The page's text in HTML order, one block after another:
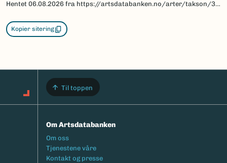
Hentet 06.08.2026 fra https://artsdatabanken.no/arter/takson/30050/beskrivelse
Kopier sitering
Til toppen
Om Artsdatabanken
Footermeny
Om oss
Tjenestene våre
Kontakt og presse